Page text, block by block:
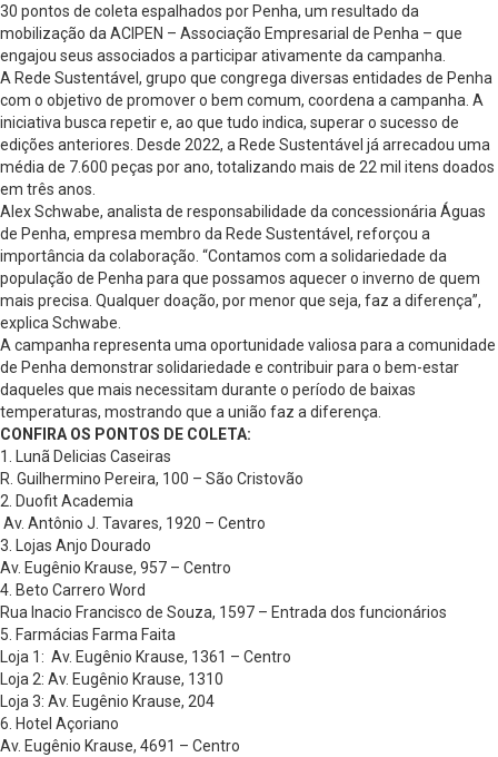
30 pontos de coleta espalhados por Penha, um resultado da
mobilização da ACIPEN – Associação Empresarial de Penha – que
engajou seus associados a participar ativamente da campanha.
A Rede Sustentável, grupo que congrega diversas entidades de Penha
com o objetivo de promover o bem comum, coordena a campanha. A
iniciativa busca repetir e, ao que tudo indica, superar o sucesso de
edições anteriores. Desde 2022, a Rede Sustentável já arrecadou uma
média de 7.600 peças por ano, totalizando mais de 22 mil itens doados
em três anos.
Alex Schwabe, analista de responsabilidade da concessionária Águas
de Penha, empresa membro da Rede Sustentável, reforçou a
importância da colaboração. “Contamos com a solidariedade da
população de Penha para que possamos aquecer o inverno de quem
mais precisa. Qualquer doação, por menor que seja, faz a diferença”,
explica Schwabe.
A campanha representa uma oportunidade valiosa para a comunidade
de Penha demonstrar solidariedade e contribuir para o bem-estar
daqueles que mais necessitam durante o período de baixas
temperaturas, mostrando que a união faz a diferença.
CONFIRA OS PONTOS DE COLETA:
1. Lunã Delicias Caseiras
R. Guilhermino Pereira, 100 – São Cristovão
2. Duofit Academia
Av. Antônio J. Tavares, 1920 – Centro
3. Lojas Anjo Dourado
Av. Eugênio Krause, 957 – Centro
4. Beto Carrero Word
Rua Inacio Francisco de Souza, 1597 – Entrada dos funcionários
5. Farmácias Farma Faita
Loja 1: Av. Eugênio Krause, 1361 – Centro
Loja 2: Av. Eugênio Krause, 1310
Loja 3: Av. Eugênio Krause, 204
6. Hotel Açoriano
Av. Eugênio Krause, 4691 – Centro